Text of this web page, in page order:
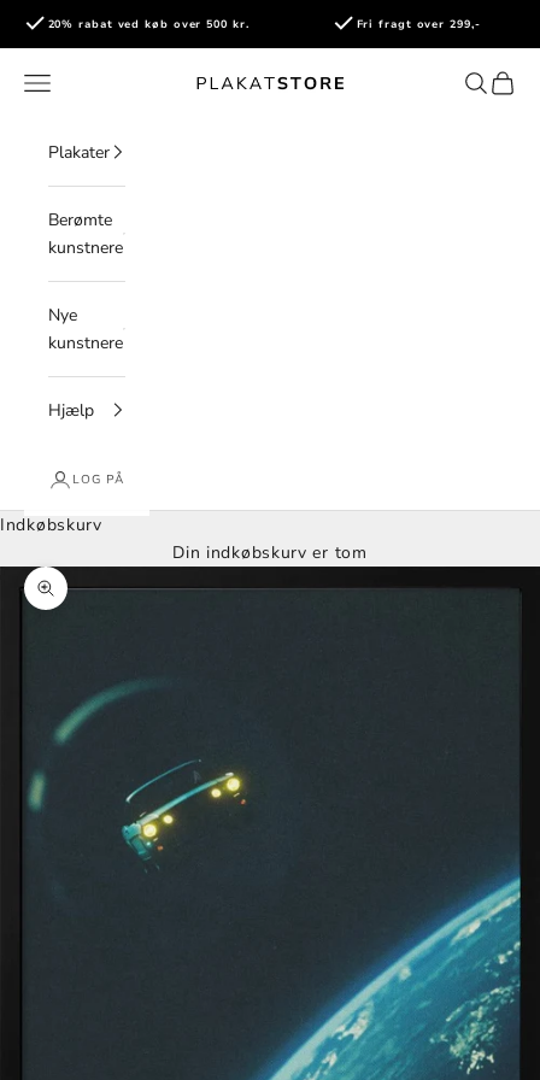
Spring til indhold
20% rabat ved køb over 500 kr. Fri fragt over 299,-
PlakatStore
Åbn navigationsmenu ÅbnÅbn
Plakater
Berømte
kunstnere
Nye
kunstnere
Hjælp
LOG PÅ
Indkøbskurv
Din indkøbskurv er tom
Zoom